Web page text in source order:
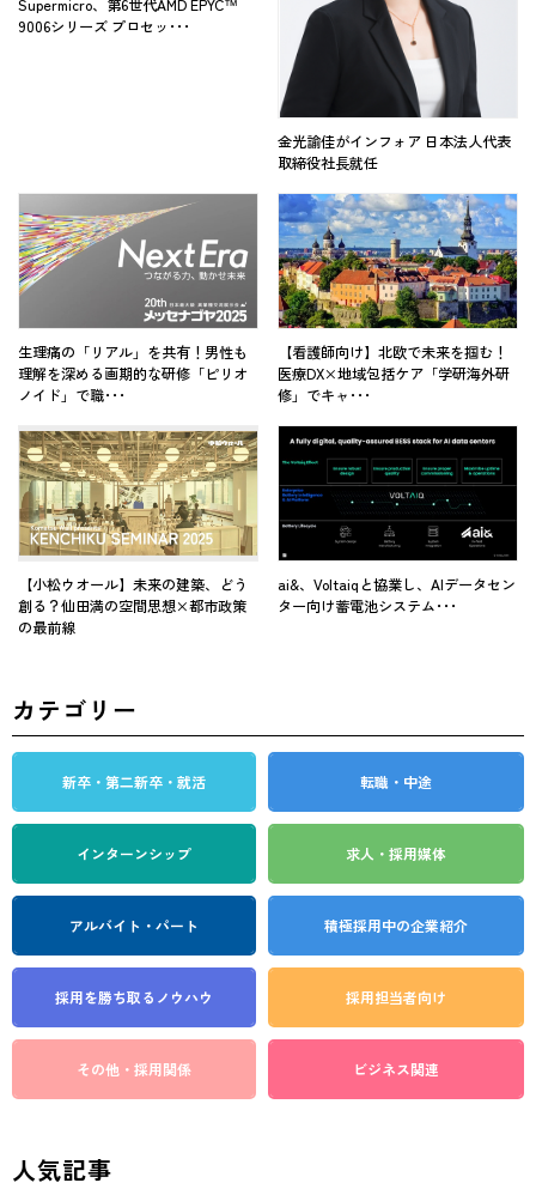
Supermicro、第6世代AMD EPYC™
9006シリーズ プロセッ･･･
金光諭佳がインフォア 日本法人代表
取締役社長就任
生理痛の「リアル」を共有！男性も
理解を深める画期的な研修「ピリオ
ノイド」で職･･･
【看護師向け】北欧で未来を掴む！
医療DX×地域包括ケア「学研海外研
修」でキャ･･･
【小松ウオール】未来の建築、どう
創る？仙田満の空間思想×都市政策
の最前線
ai&、Voltaiqと協業し、AIデータセン
ター向け蓄電池システム･･･
カテゴリー
新卒・第二新卒・就活 転職・中途
インターンシップ 求人・採用媒体
アルバイト・パート 積極採用中の企業紹介
採用を勝ち取る ノウハウ 採用担当者向け
その他・採用関係 ビジネス関連
人気記事